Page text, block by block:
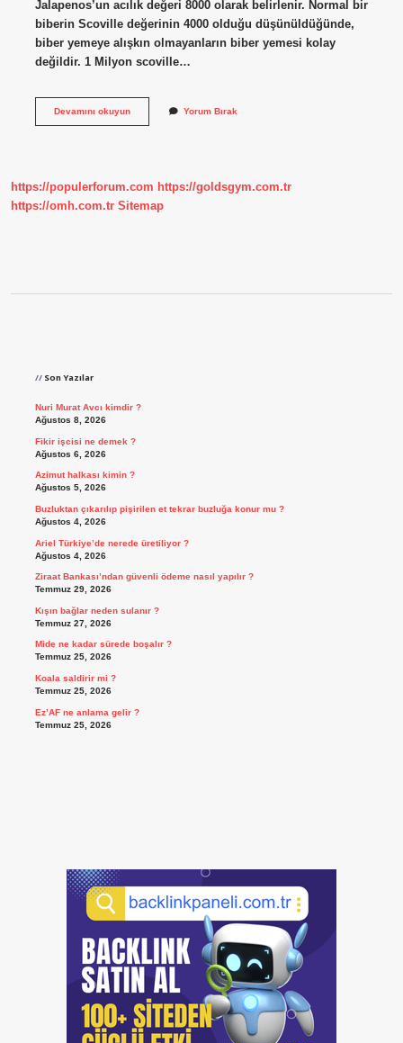
Jalapenos’un acılık değeri 8000 olarak belirlenir. Normal bir
biberin Scoville değerinin 4000 olduğu düşünüldüğünde,
biber yemeye alışkın olmayanların biber yemesi kolay
değildir. 1 Milyon scoville…
Devamını okuyunDünyanın
Scoville
Yorum Bırak
https://populerforum.com https://goldsgym.com.tr
https://omh.com.tr Sitemap
Son Yazılar
Nuri Murat Avcı kimdir ?
Ağustos 8, 2026
Fikir işcisi ne demek ?
Ağustos 6, 2026
Azimut halkası kimin ?
Ağustos 5, 2026
Buzluktan çıkarılıp pişirilen et tekrar buzluğa konur mu ?
Ağustos 4, 2026
Ariel Türkiye’de nerede üretiliyor ?
Ağustos 4, 2026
Ziraat Bankası’ndan güvenli ödeme nasıl yapılır ?
Temmuz 29, 2026
Kışın bağlar neden sulanır ?
Temmuz 27, 2026
Mide ne kadar sürede boşalır ?
Temmuz 25, 2026
Koala saldirir mi ?
Temmuz 25, 2026
Ez’AF ne anlama gelir ?
Temmuz 25, 2026